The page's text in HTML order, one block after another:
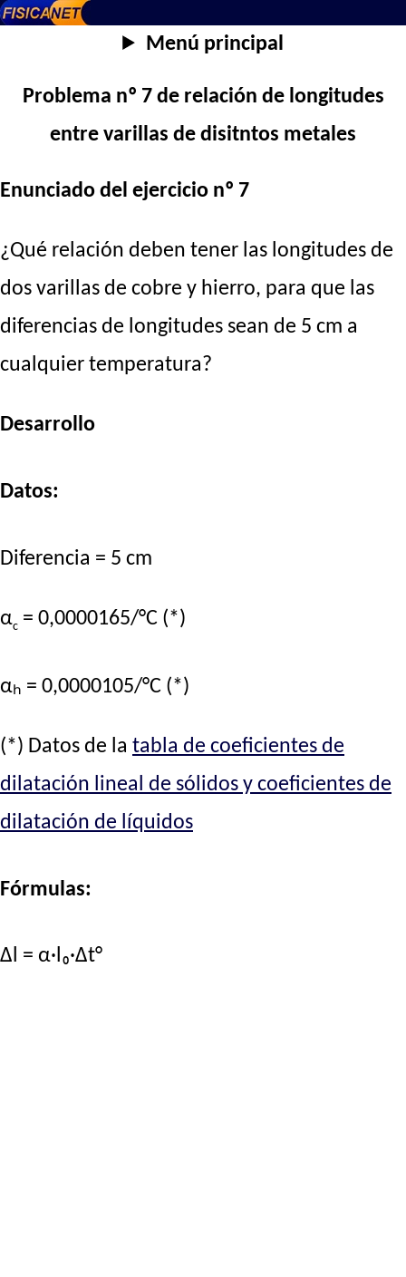
Menú principal
Problema nº 7 de relación de longitudes
entre varillas de disitntos metales
Enunciado del ejercicio nº 7
¿Qué relación deben tener las longitudes de
dos varillas de cobre y hierro, para que las
diferencias de longitudes sean de 5 cm a
cualquier temperatura?
Desarrollo
Datos:
Diferencia = 5 cm
αc = 0,0000165/°C (*)
αₕ = 0,0000105/°C (*)
(*) Datos de la tabla de coeficientes de
dilatación lineal de sólidos y coeficientes de
dilatación de líquidos
Fórmulas:
Δl = α·l₀·Δt°